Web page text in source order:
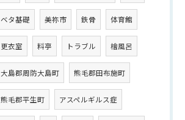
ベタ基礎 美祢市 鉄骨 体育館
更衣室 料亭 トラブル 檜風呂
大島郡周防大島町 熊毛郡田布施町
熊毛郡平生町 アスペルギルス症